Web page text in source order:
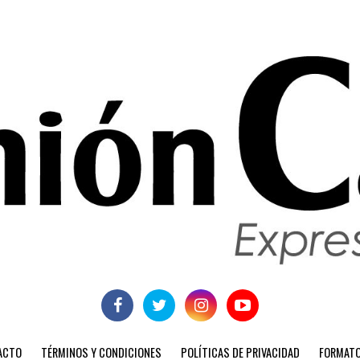
TÉRMINOS Y CONDICIONES POLÍTICAS DE PRIVACIDAD